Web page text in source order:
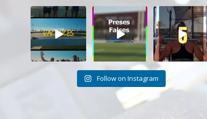
Tanquem una
nova temporada
al CEM La Mar
Bella....
27 1
Darrere de cada
vídeo... també hi
ha moments...
26 2
Cada sessió és
un pas més cap als
teus...
19 0
Follow on Instagram